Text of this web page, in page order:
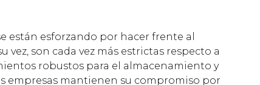
están esforzando por hacer frente al
vez, son cada vez más estrictas respecto a
robustos para el almacenamiento y
empresas mantienen su compromiso por